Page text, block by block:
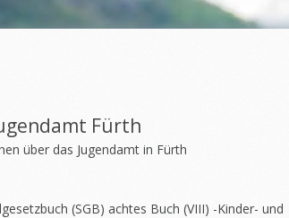
Fürth
über das Jugendamt in Fürth
(SGB) achtes Buch (VIII) -Kinder- und